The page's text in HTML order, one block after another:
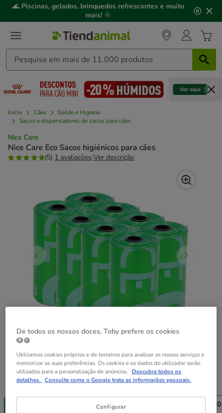
3,
mensagem,
🌊 Piscinas, gelados, brinquedos refrescantes e muito
mais! 🌞
Início Cães
Saúde e Higiene
Sacos e dispensadores de sacos para cães
Nice Care
Nice Care Eco Sacos higiénicos para cães
(5) 1 avaliações|Ver descrição
Formato:4 rollos (60 bolsas)
Até - 8€!
8 rollos (120 bolsas)
Até - 8€!
16 rollos
Até - 8€!
De todos os nossos doces, Toby prefere os cookies
🐶🍪
Utilizamos cookies próprios e de terceiros para analisar os nossos serviços e
memorizar as suas preferências. Os cookies e os dados do utilizador serão
utilizados para a personalização de anúncios. Descubra todos os
detalhes. Consulte como o Google trata as informações pessoais.
Configurar